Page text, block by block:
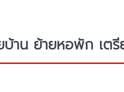
บ้าน ย้ายหอพัก เต